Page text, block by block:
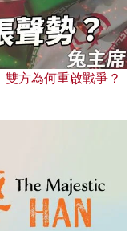
方為何重啟戰爭？